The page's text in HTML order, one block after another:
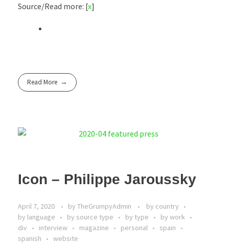
Source/Read more: [x]
Read More
Icon – Philippe Jaroussky
April 7, 2020 by TheGrumpyAdmin
by country
by language
by source type by type
by work
div
interview magazine personal
spain
spanish
website